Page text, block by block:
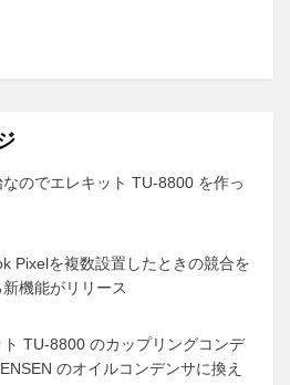
のでエレキット TU-8800 を作っ
Pixelを複数設置したときの競合を
機能がリリース
ト TU-8800 のカップリングコンデ
のオイルコンデンサに換え